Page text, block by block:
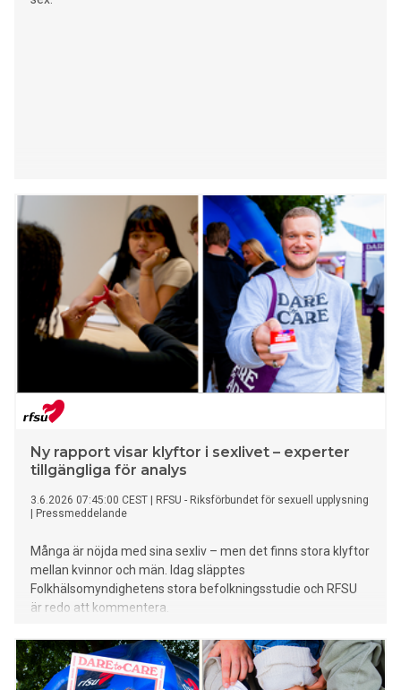
Ny rapport visar klyftor i sexlivet – experter
tillgängliga för analys
3.6.2026 07:45:00 CEST
RFSU - Riksförbundet för sexuell upplysning
Pressmeddelande
Många är nöjda med sina sexliv – men det finns stora klyftor
mellan kvinnor och män. Idag släpptes
Folkhälsomyndighetens stora befolkningsstudie och RFSU
är redo att kommentera.